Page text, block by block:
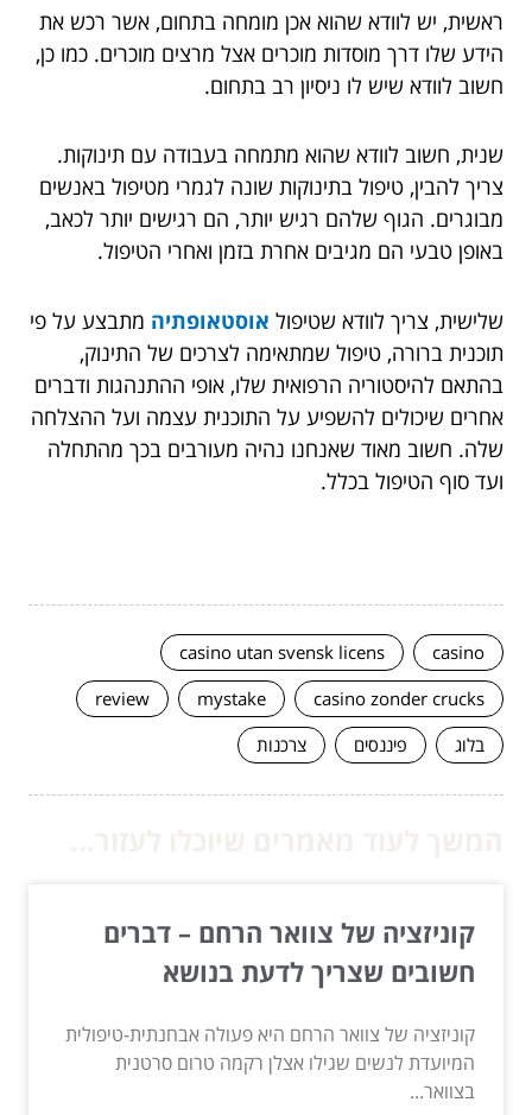
ראשית, יש לוודא שהוא אכן מומחה בתחום, אשר רכש את
הידע שלו דרך מוסדות מוכרים אצל מרצים מוכרים. כמו כן,
חשוב לוודא שיש לו ניסיון רב בתחום.
שנית, חשוב לוודא שהוא מתמחה בעבודה עם תינוקות.
צריך להבין, טיפול בתינוקות שונה לגמרי מטיפול באנשים
מבוגרים. הגוף שלהם רגיש יותר, הם רגישים יותר לכאב,
באופן טבעי הם מגיבים אחרת בזמן ואחרי הטיפול.
שלישית, צריך לוודא שטיפול אוסטאופתיה מתבצע על פי
תוכנית ברורה, טיפול שמתאימה לצרכים של התינוק,
בהתאם להיסטוריה הרפואית שלו, אופי ההתנהגות ודברים
אחרים שיכולים להשפיע על התוכנית עצמה ועל ההצלחה
שלה. חשוב מאוד שאנחנו נהיה מעורבים בכך מהתחלה
ועד סוף הטיפול בכלל.
casino
casino utan svensk licens
casino zonder crucks
mystake
review
בלוג
פיננסים צרכנות
קוניזציה של צוואר הרחם – דברים
חשובים שצריך לדעת בנושא
קוניזציה של צוואר הרחם היא פעולה אבחנתית-טיפולית
המיועדת לנשים שגילו אצלן רקמה טרום סרטנית
בצוואר...